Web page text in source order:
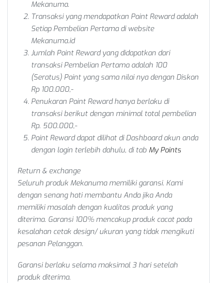
Mekanuma.
Transaksi yang mendapatkan Point Reward adalah
Setiap Pembelian Pertamadi website
Mekanuma.id
Jumlah Point Reward yang didapatkan dari
transaksi Pembelian Pertama adalah 100
(Seratus) Point yang sama nilai nya dengan Diskon
Rp 100.000,-
Penukaran Point Reward hanya berlaku di
transaksi berikut dengan minimal total pembelian
Rp. 500.000,-
Point Reward dapat dilihat di Dashboard akun anda
dengan login terlebih dahulu, di tab My Points
Return & exchange
Seluruh produk Mekanuma memiliki garansi. Kami
dengan senang hati membantu Anda jika Anda
memiliki masalah dengan kualitas produk yang
diterima. Garansi 100% mencakup produk cacat pada
kesalahan cetak design/ ukuran yang tidak mengikuti
pesanan Pelanggan.
Garansi berlaku selama maksimal 3 hari setelah
produk diterima.